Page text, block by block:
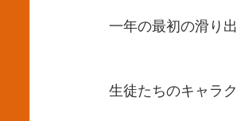
一年の最初の滑り
生徒たちのキャラ